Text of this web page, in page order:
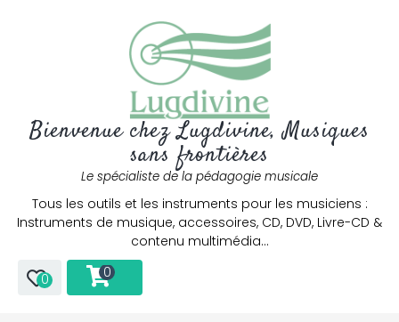
Bienvenue chez Lugdivine, Musiques
sans frontières
Le spécialiste de la pédagogie musicale
Tous les outils et les instruments pour les musiciens :
Instruments de musique, accessoires, CD, DVD, Livre-CD &
contenu multimédia…
0 0